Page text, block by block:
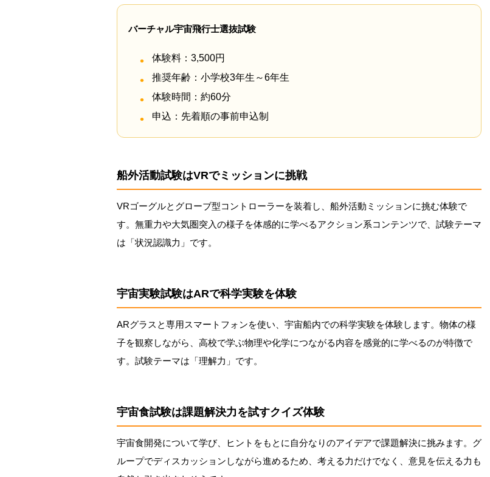
バーチャル宇宙飛行士選抜試験
体験料：3,500円
推奨年齢：小学校3年生～6年生
体験時間：約60分
申込：先着順の事前申込制
船外活動試験はVRでミッションに挑戦
VRゴーグルとグローブ型コントローラーを装着し、船外活動ミッションに挑む体験で
す。無重力や大気圏突入の様子を体感的に学べるアクション系コンテンツで、試験テーマ
は「状況認識力」です。
宇宙実験試験はARで科学実験を体験
ARグラスと専用スマートフォンを使い、宇宙船内での科学実験を体験します。物体の様
子を観察しながら、高校で学ぶ物理や化学につながる内容を感覚的に学べるのが特徴で
す。試験テーマは「理解力」です。
宇宙食試験は課題解決力を試すクイズ体験
宇宙食開発について学び、ヒントをもとに自分なりのアイデアで課題解決に挑みます。グ
ループでディスカッションしながら進めるため、考える力だけでなく、意見を伝える力も